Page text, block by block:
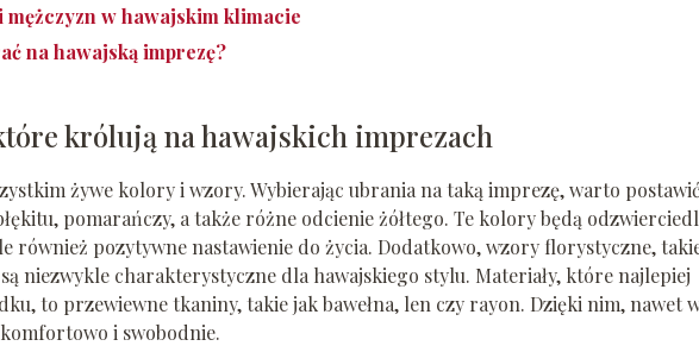
w hawajskim klimacie
na hawajską imprezę?
królują na hawajskich imprezach
żywe kolory i wzory. Wybierając ubrania na taką imprezę, warto
pomarańczy, a także różne odcienie żółtego. Te kolory będą
również pozytywne nastawienie do życia. Dodatkowo, wzory florystyczne,
niezwykle charakterystyczne dla hawajskiego stylu. Materiały, które najlepiej
to przewiewne tkaniny, takie jak bawełna, len czy rayon. Dzięki nim, nawet
i swobodnie.